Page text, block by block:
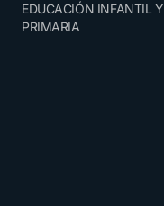
EDUCACIÓN INFANTIL Y
PRIMARIA